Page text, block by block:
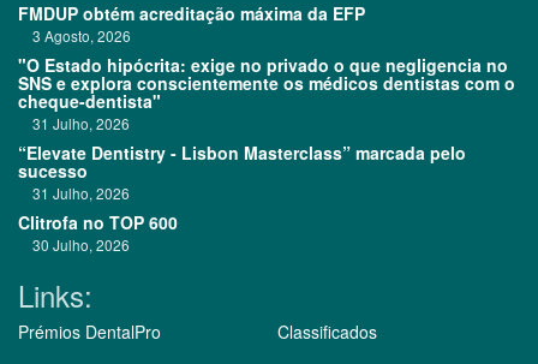
FMDUP obtém acreditação máxima da EFP
3 Agosto, 2026
"O Estado hipócrita: exige no privado o que negligencia no
SNS e explora conscientemente os médicos dentistas com o
cheque-dentista"
31 Julho, 2026
“Elevate Dentistry - Lisbon Masterclass” marcada pelo
sucesso
31 Julho, 2026
Clitrofa no TOP 600
30 Julho, 2026
Links:
Prémios DentalPro
Classificados